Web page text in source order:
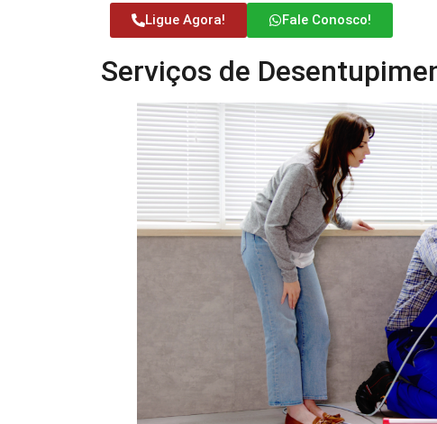
Ligue Agora! Fale Conosco!
Serviços de